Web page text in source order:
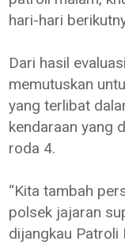
hari-hari
Dari hasil
memutuskan
yang terlibat
kendaraan yang
roda 4.
“Kita tambah
polsek jajaran
dijangkau Patroli